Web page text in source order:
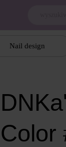
Nail design
Color